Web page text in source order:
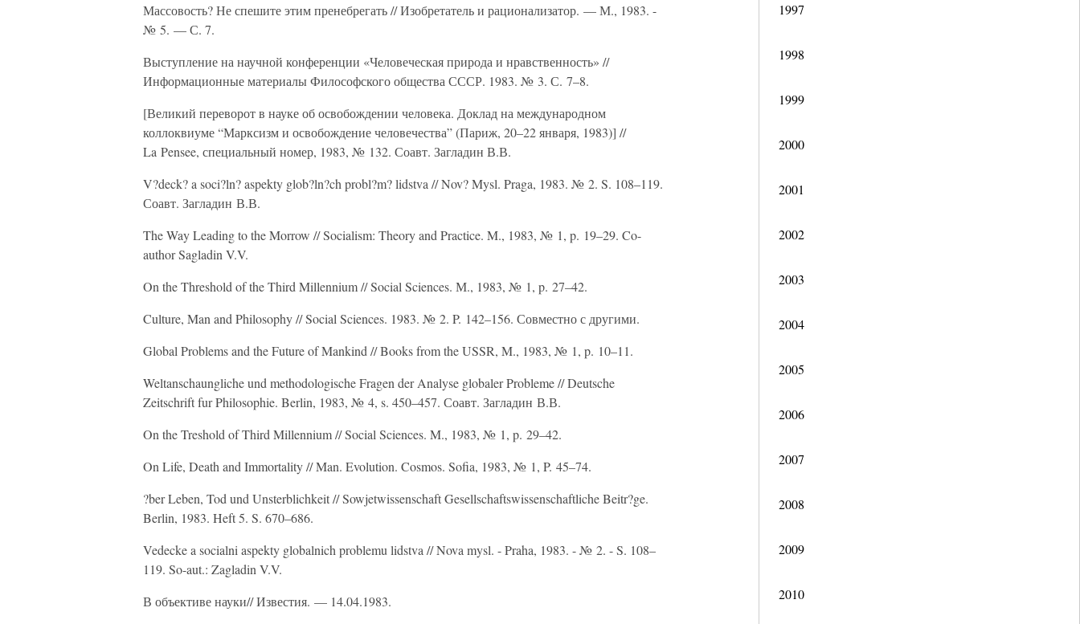
1997
1998
1999
2000
2001
2002
2003
2004
2005
2006
2007
2008
2009
2010
Массовость? Не спешите этим пренебрегать // Изобретатель и рационализатор. — М., 1983. -
№ 5. — С. 7.
Выступление на научной конференции «Человеческая природа и нравственность» //
Информационные материалы Философского общества СССР. 1983. № 3. С. 7–8.
[Великий переворот в науке об освобождении человека. Доклад на международном
коллоквиуме “Марксизм и освобождение человечества” (Париж, 20–22 января, 1983)] //
La Pensee, специальный номер, 1983, № 132. Соавт. Загладин В.В.
V?deck? a soci?ln? aspekty glob?ln?ch probl?m? lidstva // Nov? Mysl. Praga, 1983. № 2. S. 108–119.
Соавт. Загладин В.В.
The Way Leading to the Morrow // Socialism: Theory and Practice. M., 1983, № 1, p. 19–29. Co-
author Sagladin V.V.
On the Threshold of the Third Millennium // Social Sciences. М., 1983, № 1, p. 27–42.
Culture, Man and Philosophy // Social Sciences. 1983. № 2. P. 142–156. Совместно с другими.
Global Problems and the Future of Mankind // Books from the USSR, M., 1983, № 1, p. 10–11.
Weltanschaungliche und methodologische Fragen der Analyse globaler Probleme // Deutsche
Zeitschrift fur Philosophie. Berlin, 1983, № 4, s. 450–457. Соавт. Загладин В.В.
On the Treshold of Third Millennium // Social Sciences. M., 1983, № 1, p. 29–42.
On Life, Death and Immortality // Man. Evolution. Cosmos. Sofia, 1983, № 1, P. 45–74.
?ber Leben, Tod und Unsterblichkeit // Sowjetwissenschaft Gesellschaftswissenschaftliche Beitr?ge.
Berlin, 1983. Heft 5. S. 670–686.
Vedecke a socialni aspekty globalnich problemu lidstva // Nova mysl. - Praha, 1983. - № 2. - S. 108–
119. So-aut.: Zagladin V.V.
В объективе науки// Известия. — 14.04.1983.